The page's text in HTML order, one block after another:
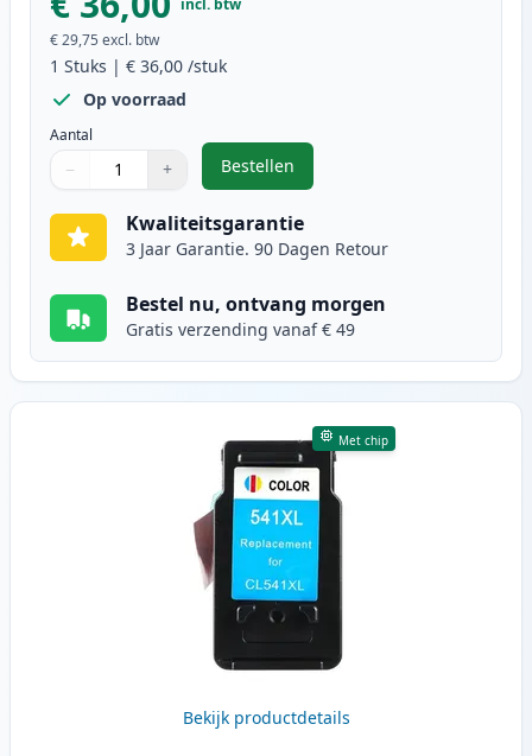
incl. btw
€ 29,75 excl. btw
1 Stuks | € 36,00 /stuk
Op voorraad
Aantal
Gebruik de knoppen om aan te passen
− +
1
Bestellen
,Canon PG-540XL inktcartridge
Kwaliteitsgarantie
3 Jaar Garantie. 90 Dagen Retour
Bestel nu, ontvang morgen
Gratis verzending vanaf € 49
Met chip
Bekijk productdetails